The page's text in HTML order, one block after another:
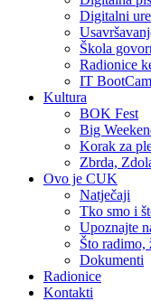
Digitalni
Škola
Radionice
IT
Kultura
BOK Fest
Big
Korak za
Zbrda,
Ovo je CUK
Natječaji
Tko smo i
Upoznajte
Što radimo,
Dokumenti
Radionice
Kontakti